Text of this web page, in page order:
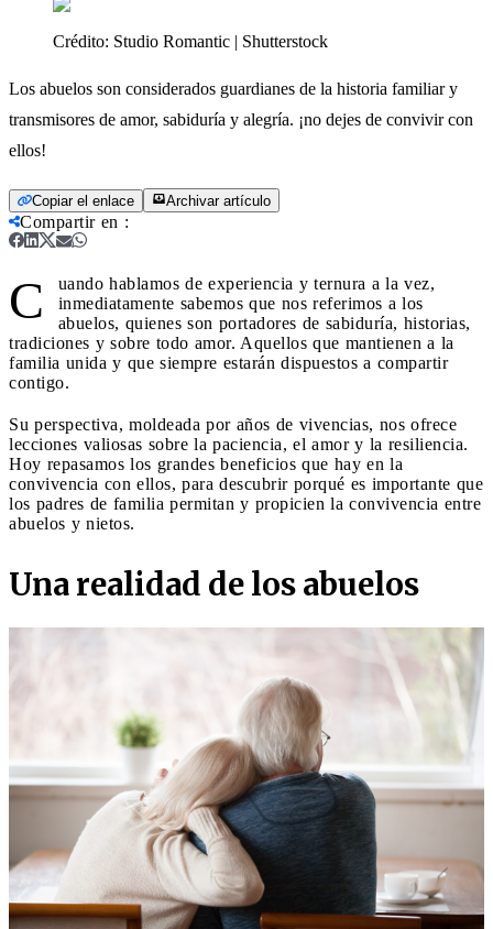
Crédito: Studio Romantic | Shutterstock
Los abuelos son considerados guardianes de la historia familiar y
transmisores de amor, sabiduría y alegría. ¡no dejes de convivir con
ellos!
Copiar el enlace Archivar artículo
Compartir en :
C
uando hablamos de experiencia y ternura a la vez,
inmediatamente sabemos que nos referimos a los
abuelos, quienes son portadores de sabiduría, historias,
tradiciones y sobre todo amor. Aquellos que mantienen a la
familia unida y que siempre estarán dispuestos a compartir
contigo.
Su perspectiva, moldeada por años de vivencias, nos ofrece
lecciones valiosas sobre la paciencia, el amor y la resiliencia.
Hoy repasamos los grandes beneficios que hay en la
convivencia con ellos, para descubrir porqué es importante que
los padres de familia permitan y propicien la convivencia entre
abuelos y nietos.
Una realidad de los abuelos